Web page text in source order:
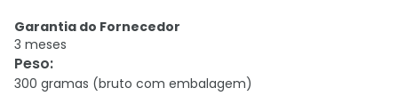
Garantia do Fornecedor
3 meses
Peso:
300 gramas (bruto com embalagem)